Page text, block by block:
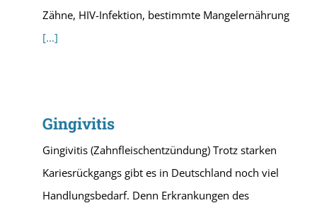
Zähne, HIV-Infektion, bestimmte Mangelernährung
[...]
Gingivitis
Gingivitis (Zahnfleischentzündung) Trotz starken
Kariesrückgangs gibt es in Deutschland noch viel
Handlungsbedarf. Denn Erkrankungen des